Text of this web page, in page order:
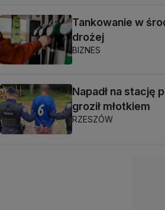
Tankowanie w
drożej
BIZNES
Napadł na stację
groził młotkiem
RZESZÓW